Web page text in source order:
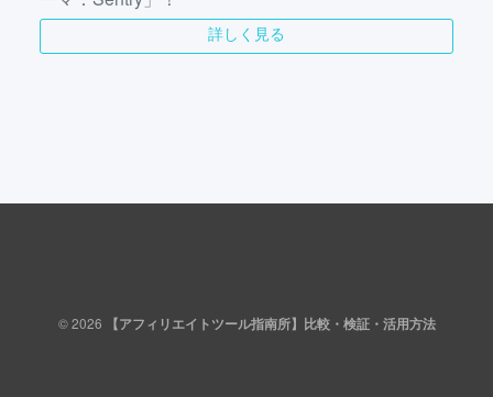
詳しく見る
© 2026 【アフィリエイトツール指南所】比較・検証・活用方法